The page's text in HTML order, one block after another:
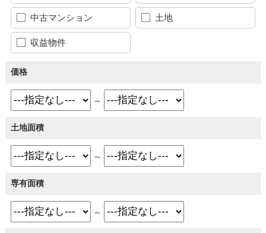
中古マンション 土地
収益物件
価格
～
土地面積
～
専有面積
～